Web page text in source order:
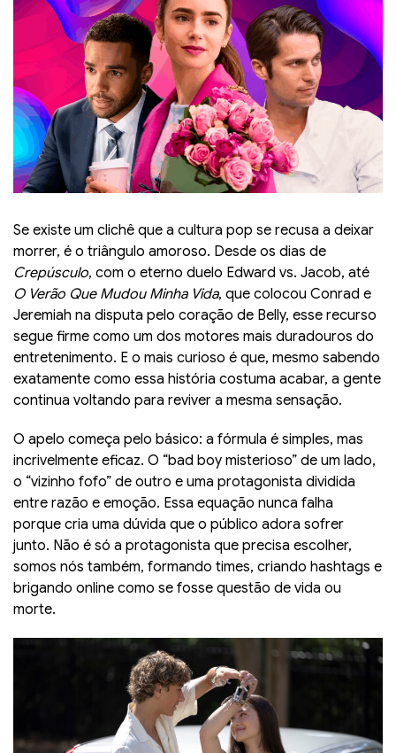
Se existe um clichê que a cultura pop se recusa a deixar
morrer, é o triângulo amoroso. Desde os dias de
Crepúsculo, com o eterno duelo Edward vs. Jacob, até
O Verão Que Mudou Minha Vida, que colocou Conrad e
Jeremiah na disputa pelo coração de Belly, esse recurso
segue firme como um dos motores mais duradouros do
entretenimento. E o mais curioso é que, mesmo sabendo
exatamente como essa história costuma acabar, a gente
continua voltando para reviver a mesma sensação.
O apelo começa pelo básico: a fórmula é simples, mas
incrivelmente eficaz. O “bad boy misterioso” de um lado,
o “vizinho fofo” de outro e uma protagonista dividida
entre razão e emoção. Essa equação nunca falha
porque cria uma dúvida que o público adora sofrer
junto. Não é só a protagonista que precisa escolher,
somos nós também, formando times, criando hashtags e
brigando online como se fosse questão de vida ou
morte.